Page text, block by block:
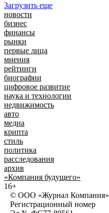
Загрузить еще
новости
бизнес
финансы
рынки
первые лица
мнения
рейтинги
биографии
цифровое развитие
наука и технологии
недвижимость
авто
медиа
крипта
стиль
политика
расследования
архив
«Компания будущего»
16+
© ООО «Журнал Компания»
Регистрационный номер